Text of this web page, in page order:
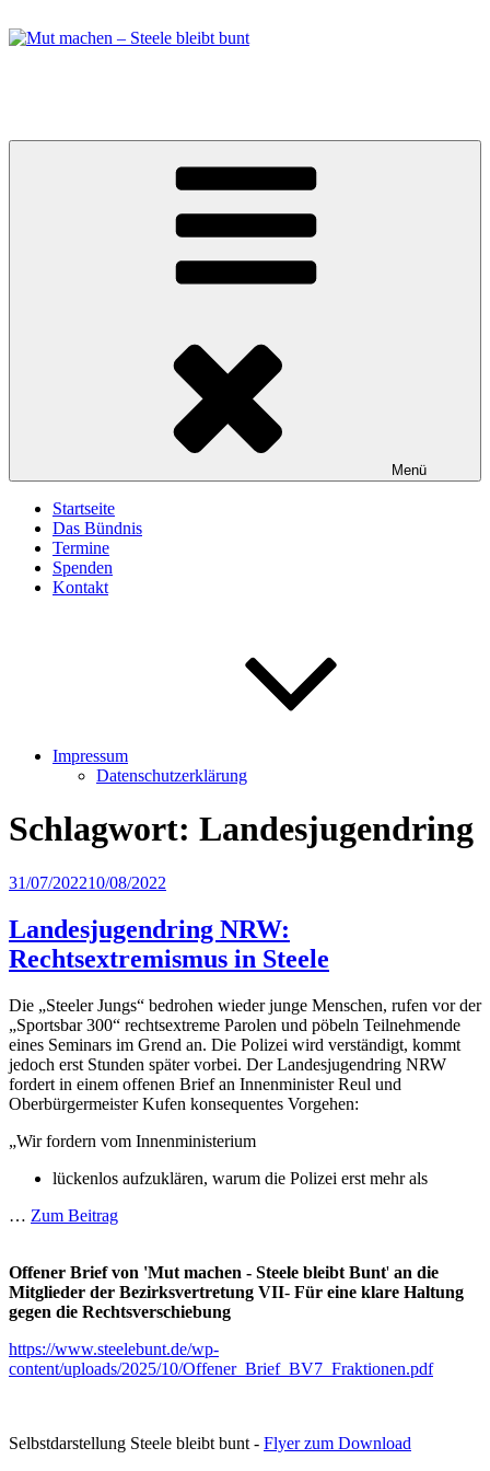
Inhalt
Menü
Startseite
Das Bündnis
Termine
Spenden
Kontakt
Impressum
Datenschutzerklärung
Schlagwort: Landesjugendring
Veröffentlicht
31/07/202210/08/2022
Landesjugendring NRW:
Rechtsextremismus in Steele
Die „Steeler Jungs“ bedrohen wieder junge Menschen, rufen vor der
„Sportsbar 300“ rechtsextreme Parolen und pöbeln Teilnehmende
eines Seminars im Grend an. Die Polizei wird verständigt, kommt
jedoch erst Stunden später vorbei. Der Landesjugendring NRW
fordert in einem offenen Brief an Innenminister Reul und
Oberbürgermeister Kufen konsequentes Vorgehen:
„Wir fordern vom Innenministerium
lückenlos aufzuklären, warum die Polizei erst mehr als
… Zum Beitrag
Offener Brief von 'Mut machen - Steele bleibt Bunt' an die
Mitglieder der Bezirksvertretung VII- Für eine klare Haltung
gegen die Rechtsverschiebung
https://www.steelebunt.de/wp-
content/uploads/2025/10/Offener_Brief_BV7_Fraktionen.pdf
Selbstdarstellung Steele bleibt bunt - Flyer zum Download